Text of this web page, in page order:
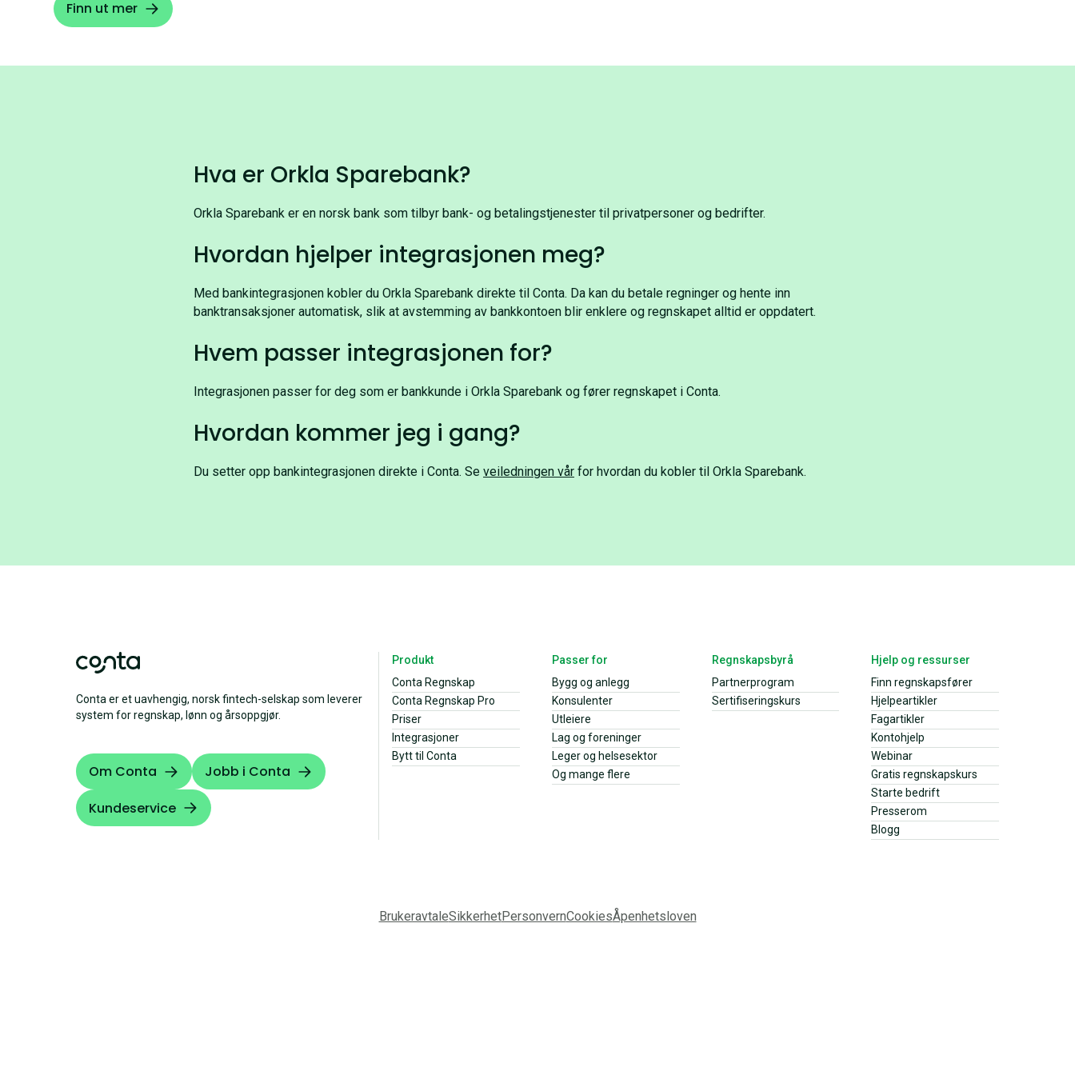
Finn ut mer
Hva er Orkla Sparebank?
Orkla Sparebank er en norsk bank som tilbyr bank- og betalingstjenester til privatpersoner og bedrifter.
Hvordan hjelper integrasjonen meg?
Med bankintegrasjonen kobler du Orkla Sparebank direkte til Conta. Da kan du betale regninger og hente inn
banktransaksjoner automatisk, slik at avstemming av bankkontoen blir enklere og regnskapet alltid er oppdatert.
Hvem passer integrasjonen for?
Integrasjonen passer for deg som er bankkunde i Orkla Sparebank og fører regnskapet i Conta.
Hvordan kommer jeg i gang?
Du setter opp bankintegrasjonen direkte i Conta. Se veiledningen vår for hvordan du kobler til Orkla Sparebank.
Conta er et uavhengig, norsk fintech-selskap som leverer
system for regnskap, lønn og årsoppgjør.
Om Conta
Jobb i Conta
Kundeservice
Produkt
Conta Regnskap
Conta Regnskap Pro
Priser
Integrasjoner
Bytt til Conta
Passer for
Bygg og anlegg
Konsulenter
Utleiere
Lag og foreninger
Leger og helsesektor
Og mange flere
Regnskapsbyrå
Partnerprogram
Sertifiseringskurs
Hjelp og ressurser
Finn regnskapsfører
Hjelpeartikler
Fagartikler
Kontohjelp
Webinar
Gratis regnskapskurs
Starte bedrift
Presserom
Blogg
BrukeravtaleSikkerhetPersonvernCookiesÅpenhetsloven